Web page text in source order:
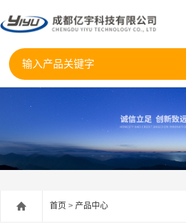
首页 > 产品中心